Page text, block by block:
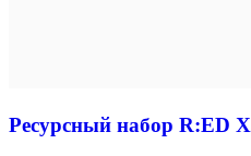
Ресурсный набор R:ED X